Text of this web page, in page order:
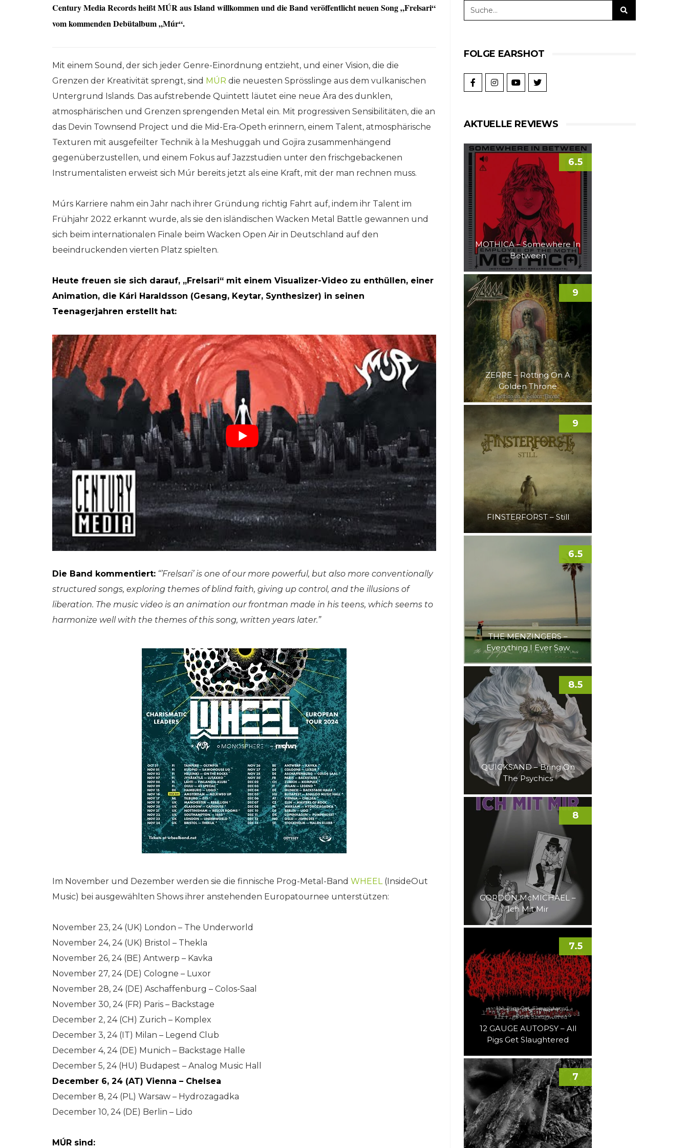
Century Media Records heißt MÚR aus Island willkommen und die Band veröffentlicht neuen Song „Frelsari“
vom kommenden Debütalbum „Múr“.
Mit einem Sound, der sich jeder Genre-Einordnung entzieht, und einer Vision, die die
Grenzen der Kreativität sprengt, sind MÚR die neuesten Sprösslinge aus dem vulkanischen
Untergrund Islands. Das aufstrebende Quintett läutet eine neue Ära des dunklen,
atmosphärischen und Grenzen sprengenden Metal ein. Mit progressiven Sensibilitäten, die an
das Devin Townsend Project und die Mid-Era-Opeth erinnern, einem Talent, atmosphärische
Texturen mit ausgefeilter Technik à la Meshuggah und Gojira zusammenhängend
gegenüberzustellen, und einem Fokus auf Jazzstudien unter den frischgebackenen
Instrumentalisten erweist sich Múr bereits jetzt als eine Kraft, mit der man rechnen muss.
Múrs Karriere nahm ein Jahr nach ihrer Gründung richtig Fahrt auf, indem ihr Talent im
Frühjahr 2022 erkannt wurde, als sie den isländischen Wacken Metal Battle gewannen und
sich beim internationalen Finale beim Wacken Open Air in Deutschland auf den
beeindruckenden vierten Platz spielten.
Heute freuen sie sich darauf, „Frelsari“ mit einem Visualizer-Video zu enthüllen, einer
Animation, die Kári Haraldsson (Gesang, Keytar, Synthesizer) in seinen
Teenagerjahren erstellt hat:
Die Band kommentiert: “’Frelsari’ is one of our more powerful, but also more conventionally
structured songs, exploring themes of blind faith, giving up control, and the illusions of
liberation. The music video is an animation our frontman made in his teens, which seems to
harmonize well with the themes of this song, written years later.”
Im November und Dezember werden sie die finnische Prog-Metal-Band WHEEL (InsideOut
Music) bei ausgewählten Shows ihrer anstehenden Europatournee unterstützen:
November 23, 24 (UK) London – The Underworld
November 24, 24 (UK) Bristol – Thekla
November 26, 24 (BE) Antwerp – Kavka
November 27, 24 (DE) Cologne – Luxor
November 28, 24 (DE) Aschaffenburg – Colos-Saal
November 30, 24 (FR) Paris – Backstage
December 2, 24 (CH) Zurich – Komplex
December 3, 24 (IT) Milan – Legend Club
December 4, 24 (DE) Munich – Backstage Halle
December 5, 24 (HU) Budapest – Analog Music Hall
December 6, 24 (AT) Vienna – Chelsea
December 8, 24 (PL) Warsaw – Hydrozagadka
December 10, 24 (DE) Berlin – Lido
MÚR sind:
FOLGE EARSHOT
AKTUELLE REVIEWS
MOTHICA – Somewhere In
Between
6.5
ZERRE – Rotting On A
Golden Throne
9
FINSTERFORST – Still
9
THE MENZINGERS –
Everything I Ever Saw
6.5
QUICKSAND – Bring On
The Psychics
8.5
GORDON McMICHAEL –
Ich Mit Mir
8
12 GAUGE AUTOPSY – All
Pigs Get Slaughtered
7.5
7